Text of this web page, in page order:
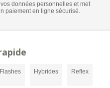
données personnelles et met
paiement en ligne sécurisé.
Flashes Hybrides Reflex